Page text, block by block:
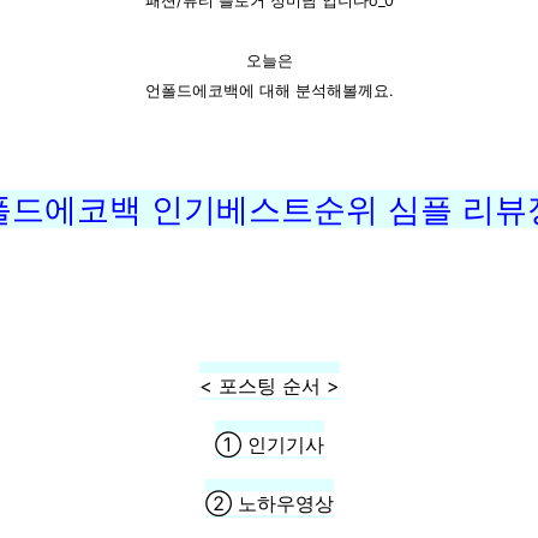
오늘은
언폴드에코백에 대해 분석해볼께요.
드에코백 인기베스트순위 심플 리뷰
< 포스팅 순서 >
① 인기기사
② 노하우영상